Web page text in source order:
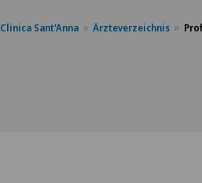
Clinica Sant'Anna Ärzteverzeichnis